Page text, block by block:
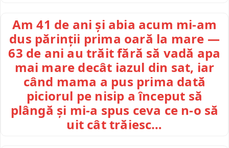
Am 41 de ani și abia acum mi-am
dus părinții prima oară la mare —
63 de ani au trăit fără să vadă apa
mai mare decât iazul din sat, iar
când mama a pus prima dată
piciorul pe nisip a început să
plângă și mi-a spus ceva ce n-o să
uit cât trăiesc…